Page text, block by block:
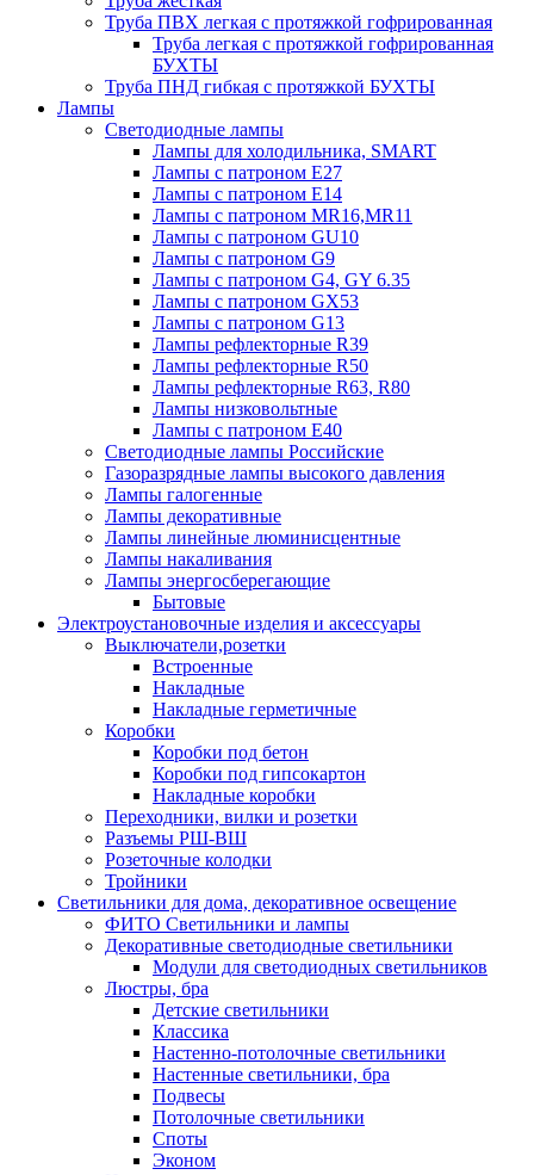
Труба ПВХ легкая с протяжкой гофрированная
Труба легкая с протяжкой гофрированная
БУХТЫ
Труба ПНД гибкая с протяжкой БУХТЫ
Лампы
Светодиодные лампы
Лампы для холодильника, SMART
Лампы с патроном E27
Лампы с патроном Е14
Лампы с патроном MR16,MR11
Лампы с патроном GU10
Лампы с патроном G9
Лампы с патроном G4, GY 6.35
Лампы с патроном GX53
Лампы с патроном G13
Лампы рефлекторные R39
Лампы рефлекторные R50
Лампы рефлекторные R63, R80
Лампы низковольтные
Лампы с патроном Е40
Светодиодные лампы Российские
Газоразрядные лампы высокого давления
Лампы галогенные
Лампы декоративные
Лампы линейные люминисцентные
Лампы накаливания
Лампы энергосберегающие
Бытовые
Электроустановочные изделия и аксессуары
Выключатели,розетки
Встроенные
Накладные
Накладные герметичные
Коробки
Коробки под бетон
Коробки под гипсокартон
Накладные коробки
Переходники, вилки и розетки
Разъемы РШ-ВШ
Розеточные колодки
Тройники
Светильники для дома, декоративное освещение
ФИТО Светильники и лампы
Декоративные светодиодные светильники
Модули для светодиодных светильников
Люстры, бра
Детские светильники
Классика
Настенно-потолочные светильники
Настенные светильники, бра
Подвесы
Потолочные светильники
Споты
Эконом